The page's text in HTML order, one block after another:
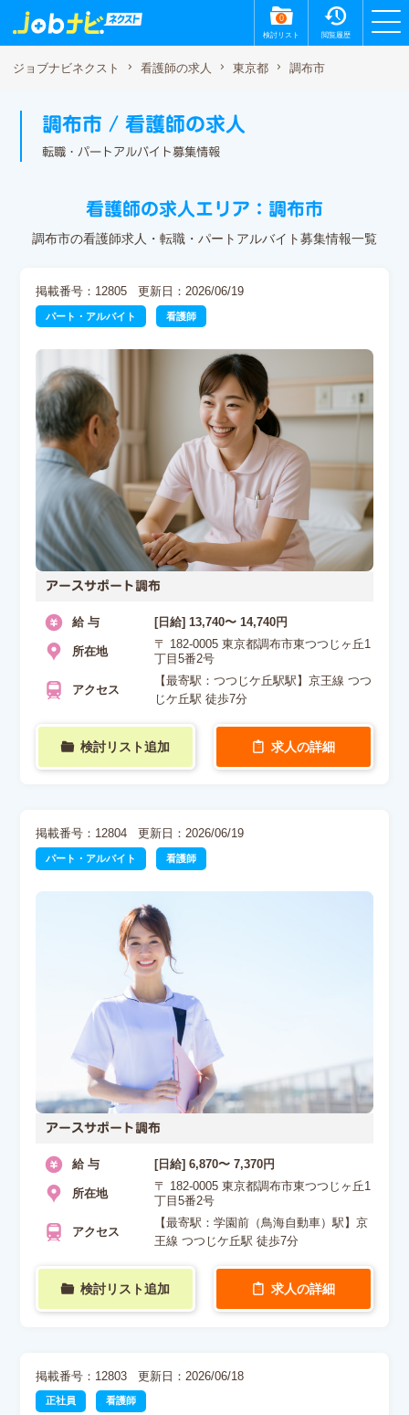
0
検討リスト 閲覧履歴
ジョブナビネクスト 看護師の求人 東京都 調布市
調布市 / 看護師の求人
転職・パートアルバイト募集情報
看護師の求人エリア：調布市
調布市の看護師求人・転職・パートアルバイト募集情報一覧
掲載番号：12805 更新日：2026/06/19
パート・アルバイト 看護師
アースサポート調布
給 与 [日給] 13,740〜 14,740円
所在地
〒 182-0005 東京都調布市東つつじヶ丘1
丁目5番2号
アクセス
【最寄駅：つつじケ丘駅駅】京王線 つつ
じケ丘駅 徒歩7分
検討リスト追加 求人の詳細
掲載番号：12804 更新日：2026/06/19
パート・アルバイト 看護師
アースサポート調布
給 与 [日給] 6,870〜 7,370円
所在地
〒 182-0005 東京都調布市東つつじヶ丘1
丁目5番2号
アクセス
【最寄駅：学園前（鳥海自動車）駅】京
王線 つつじケ丘駅 徒歩7分
検討リスト追加 求人の詳細
掲載番号：12803 更新日：2026/06/18
正社員 看護師